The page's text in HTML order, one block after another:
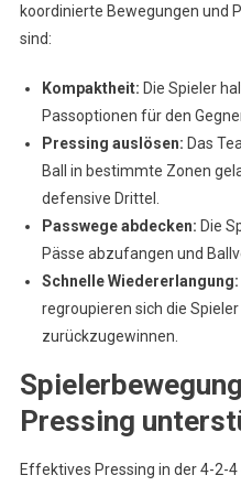
koordinierte Bewegungen und
sind:
Kompaktheit: Die Spieler
Passoptionen für den
Pressing auslösen: Das
Ball in bestimmte Zonen
defensive Drittel.
Passwege abdecken: Die
Pässe abzufangen und
Schnelle Wiedererlangung:
regroupieren sich die
zurückzugewinnen.
Pressing
Effektives Pressing in der 4-2-